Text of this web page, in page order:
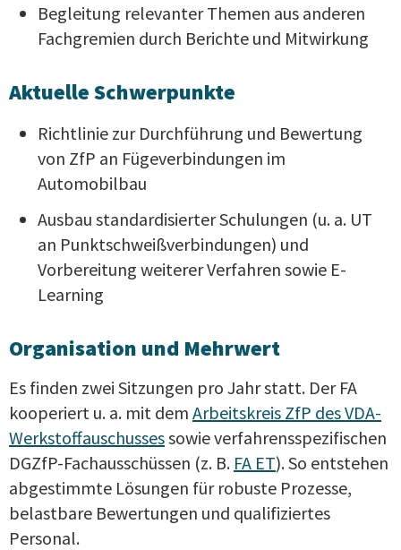
Begleitung relevanter Themen aus anderen
Fachgremien durch Berichte und Mitwirkung
Aktuelle Schwerpunkte
Richtlinie zur Durchführung und Bewertung
von ZfP an Fügeverbindungen im
Automobilbau
Ausbau standardisierter Schulungen (u. a. UT
an Punktschweißverbindungen) und
Vorbereitung weiterer Verfahren sowie E-
Learning
Organisation und Mehrwert
Es finden zwei Sitzungen pro Jahr statt. Der FA
kooperiert u. a. mit dem Arbeitskreis ZfP des VDA-
Werkstoffauschussessowie verfahrensspezifischen
DGZfP-Fachausschüssen (z. B. FA ET). So entstehen
abgestimmte Lösungen für robuste Prozesse,
belastbare Bewertungen und qualifiziertes
Personal.